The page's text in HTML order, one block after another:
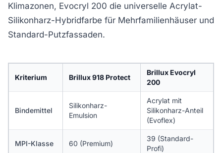
Klimazonen, Evocryl 200 die universelle Acrylat-
Silikonharz-Hybridfarbe für Mehrfamilienhäuser und
Standard-Putzfassaden.
Kriterium Brillux 918 Protect
Brillux Evocryl
200
Bindemittel
Silikonharz-
Emulsion
Acrylat mit
Silikonharz-Anteil
(Evoflex)
MPI-Klasse 60 (Premium)
39 (Standard-
Profi)